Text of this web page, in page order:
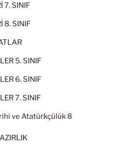
7. SINIF
8. SINIF
5. SINIF
6. SINIF
7. SINIF
ve Atatürkçülük 8